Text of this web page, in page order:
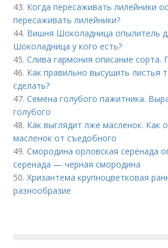
43. Когда пересаживать лилейники
пересаживать лилейники?
44. Вишня Шоколадница опылитель
Шоколадница у кого есть?
45.Слива гармония описание сорта.
46. Как правильно высушить листья
сделать?
47.Семена голубого пажитника.
голубого
48. Как выглядит лже масленок. Как
масленок от съедобного
49.Смородина орловская серенада
серенада — черная смородина
50.Хризантема крупноцветковая
разнообразие